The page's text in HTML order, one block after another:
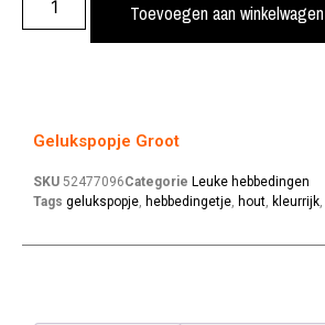
Toevoegen aan winkelwagen
Gelukspopje Groot
SKU 52477096Categorie Leuke hebbedingen
Tags gelukspopje, hebbedingetje, hout, kleurrijk,